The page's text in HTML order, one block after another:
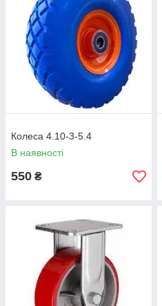
Колеса 4.10-3-5.4
В наявності
550 ₴